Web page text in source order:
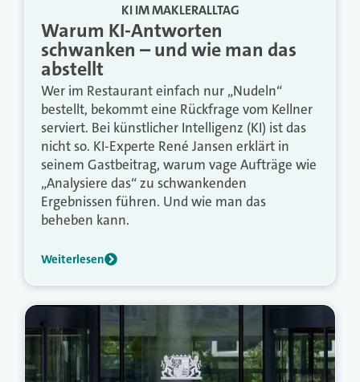
KI IM MAKLERALLTAG
Warum KI-Antworten
schwanken – und wie man das
abstellt
Wer im Restaurant einfach nur „Nudeln“
bestellt, bekommt eine Rückfrage vom Kellner
serviert. Bei künstlicher Intelligenz (KI) ist das
nicht so. KI-Experte René Jansen erklärt in
seinem Gastbeitrag, warum vage Aufträge wie
„Analysiere das“ zu schwankenden
Ergebnissen führen. Und wie man das
beheben kann.
Weiterlesen